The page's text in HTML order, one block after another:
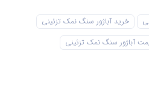
خرید آباژور سنگ نمک تزئینی
آباژور سنگ نمک تزئینی